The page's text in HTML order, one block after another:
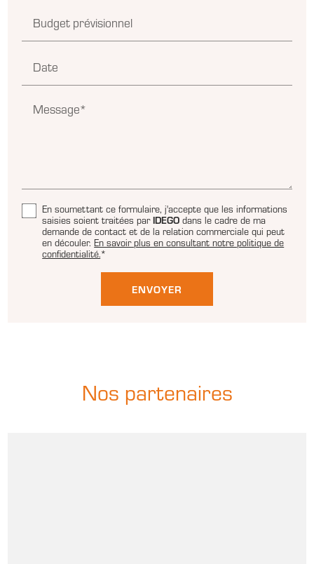
Budget prévisionnel
Date
Message*
En soumettant ce formulaire, j'accepte que les informations
saisies soient traitées parIDEGO dans le cadre de ma
demande de contact et de la relation commerciale qui peut
en découler.En savoir plus en consultant notre politique de
confidentialité.*
Nos partenaires